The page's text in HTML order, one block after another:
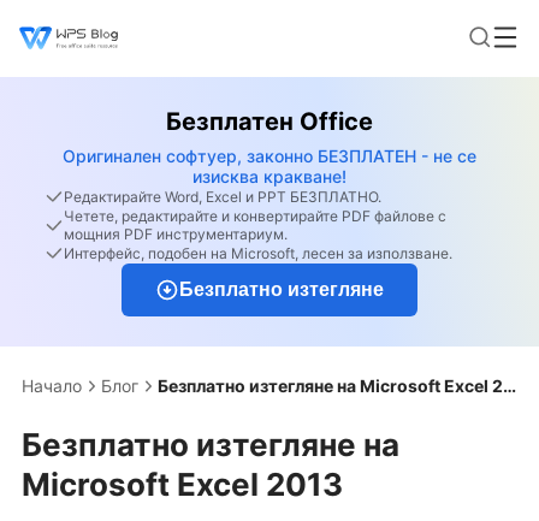
Безплатен Office
Оригинален софтуер, законно БЕЗПЛАТЕН - не се
изисква кракване!
Редактирайте Word, Excel и PPT БЕЗПЛАТНО.
Четете, редактирайте и конвертирайте PDF файлове с
мощния PDF инструментариум.
Интерфейс, подобен на Microsoft, лесен за използване.
Безплатно изтегляне
Начало Блог Безплатно изтегляне на Microsoft Excel 2013
Безплатно изтегляне на
Microsoft Excel 2013